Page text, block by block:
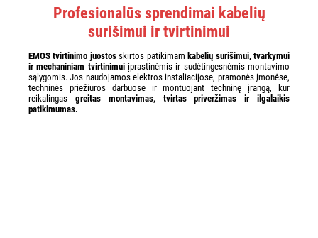
Profesionalūs sprendimai kabelių
surišimui ir tvirtinimui
EMOS tvirtinimo juostosskirtos patikimam kabelių surišimui, tvarkymui
ir mechaniniam tvirtinimui įprastinėmis ir sudėtingesnėmis montavimo
sąlygomis. Jos naudojamos elektros instaliacijose, pramonės įmonėse,
techninės priežiūros darbuose ir montuojant techninę įrangą, kur
reikalingas greitas montavimas, tvirtas priveržimas ir ilgalaikis
patikimumas.